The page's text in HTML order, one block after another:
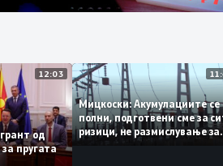
12:03
грант од
за пругата
Мицкоски:
полни, подготвени сме
ризици, не
поскапување на струјата